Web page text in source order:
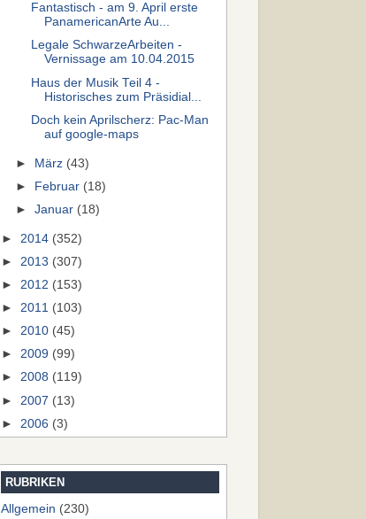
Fantastisch - am 9. April erste
PanamericanArte Au...
Legale SchwarzeArbeiten -
Vernissage am 10.04.2015
Haus der Musik Teil 4 -
Historisches zum Präsidial...
Doch kein Aprilscherz: Pac-Man
auf google-maps
► März (43)
► Februar (18)
►Januar (18)
► 2014 (352)
► 2013 (307)
► 2012 (153)
► 2011 (103)
► 2010 (45)
► 2009 (99)
► 2008 (119)
► 2007 (13)
► 2006 (3)
RUBRIKEN
Allgemein (230)